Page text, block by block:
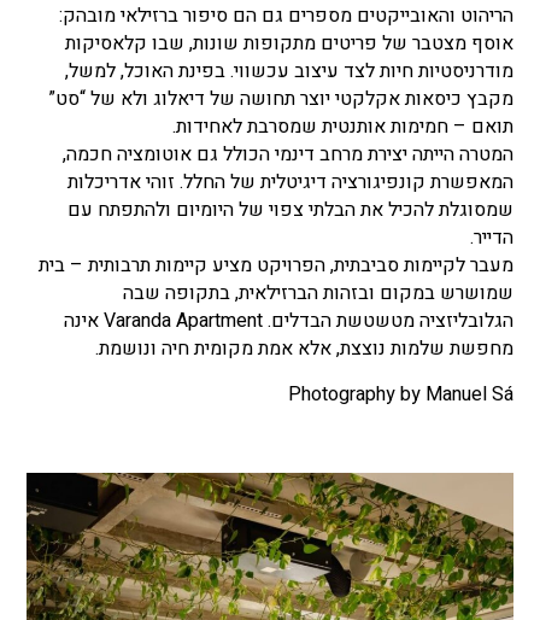
הריהוט והאובייקטים מספרים גם הם סיפור ברזילאי מובהק:
אוסף מצטבר של פריטים מתקופות שונות, שבו קלאסיקות
מודרניסטיות חיות לצד עיצוב עכשווי. בפינת האוכל, למשל,
מקבץ כיסאות אקלקטי יוצר תחושה של דיאלוג ולא של “סט”
תואם – חמימות אותנטית שמסרבת לאחידות.
המטרה הייתה יצירת מרחב דינמי הכולל גם אוטומציה חכמה,
המאפשרת קונפיגורציה דיגיטלית של החלל. זוהי אדריכלות
שמסוגלת להכיל את הבלתי צפוי של היומיום ולהתפתח עם
הדייר.
מעבר לקיימות סביבתית, הפרויקט מציע קיימות תרבותית – בית
שמושרש במקום ובזהות הברזילאית, בתקופה שבה
הגלובליזציה מטשטשת הבדלים. Varanda Apartment אינה
מחפשת שלמות נוצצת, אלא אמת מקומית חיה ונושמת.
Photography by Manuel Sá